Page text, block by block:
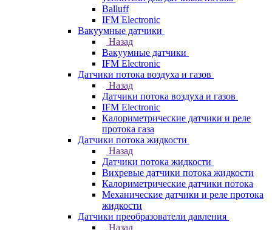
Balluff
IFM Electronic
Вакуумные датчики
Назад
Вакуумные датчики
IFM Electronic
Датчики потока воздуха и газов
Назад
Датчики потока воздуха и газов
IFM Electronic
Калориметрические датчики и реле
протока газа
Датчики потока жидкости
Назад
Датчики потока жидкости
Вихревые датчики потока жидкости
Калориметрические датчики потока
Механические датчики и реле протока
жидкости
Датчики преобразователи давления
Назад